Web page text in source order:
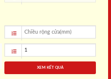
XEM KẾT QUẢ